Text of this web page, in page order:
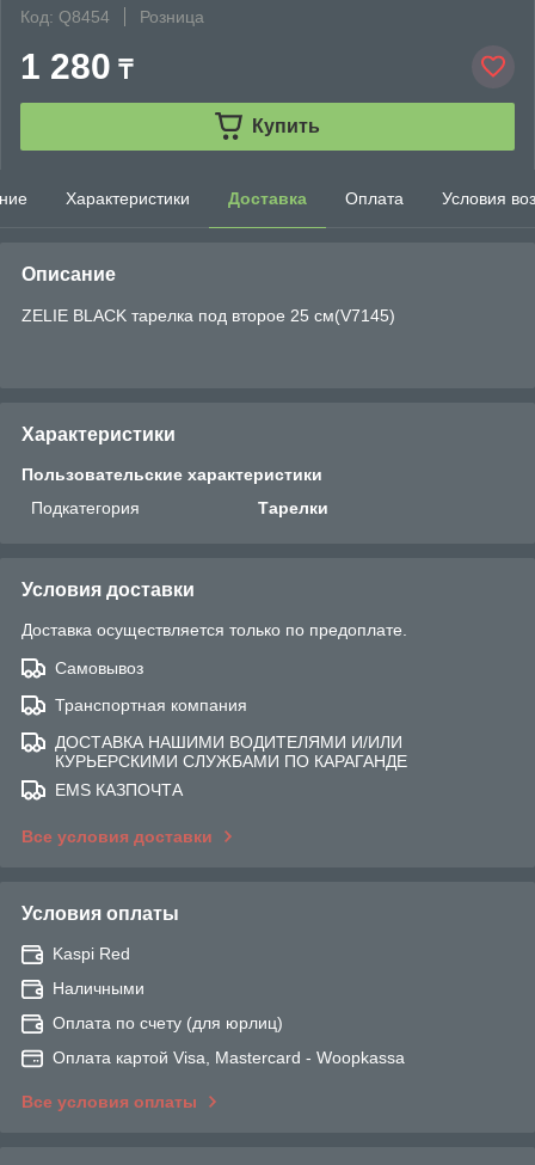
Код: Q8454
Розница
1 280 ₸
Купить
Характеристики Доставка Оплата Условия
Описание
ZELIE BLACK тарелка под второе 25 см(V7145)
Характеристики
Пользовательские характеристики
Подкатегория
Тарелки
Условия доставки
Доставка осуществляется только по предоплате.
Самовывоз
Транспортная компания
ДОСТАВКА НАШИМИ ВОДИТЕЛЯМИ И/ИЛИ
КУРЬЕРСКИМИ СЛУЖБАМИ ПО КАРАГАНДЕ
EMS КАЗПОЧТА
Все условия доставки
Условия оплаты
Kaspi Red
Наличными
Оплата по счету (для юрлиц)
Оплата картой Visa, Mastercard - Woopkassa
Все условия оплаты